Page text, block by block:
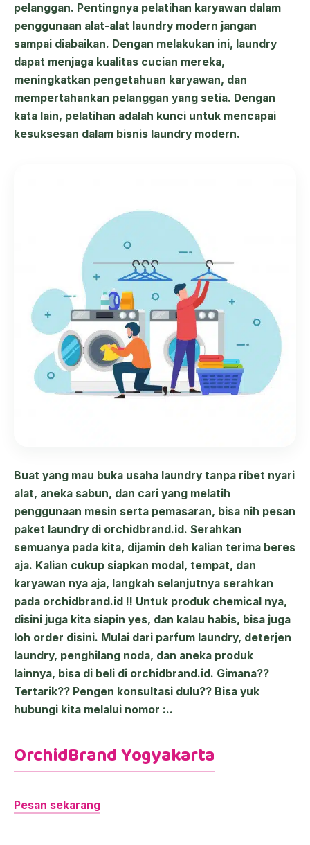
pelanggan. Pentingnya pelatihan karyawan dalam
penggunaan alat-alat laundry modern jangan
sampai diabaikan. Dengan melakukan ini, laundry
dapat menjaga kualitas cucian mereka,
meningkatkan pengetahuan karyawan, dan
mempertahankan pelanggan yang setia. Dengan
kata lain, pelatihan adalah kunci untuk mencapai
kesuksesan dalam bisnis laundry modern.
Buat yang mau buka usaha laundry tanpa ribet nyari
alat, aneka sabun, dan cari yang melatih
penggunaan mesin serta pemasaran, bisa nih pesan
paket laundry di orchidbrand.id. Serahkan
semuanya pada kita, dijamin deh kalian terima beres
aja. Kalian cukup siapkan modal, tempat, dan
karyawan nya aja, langkah selanjutnya serahkan
pada orchidbrand.id !! Untuk produk chemical nya,
disini juga kita siapin yes, dan kalau habis, bisa juga
loh order disini. Mulai dari parfum laundry, deterjen
laundry, penghilang noda, dan aneka produk
lainnya, bisa di beli di orchidbrand.id. Gimana??
Tertarik?? Pengen konsultasi dulu?? Bisa yuk
hubungi kita melalui nomor :..
OrchidBrand Yogyakarta
Pesan sekarang